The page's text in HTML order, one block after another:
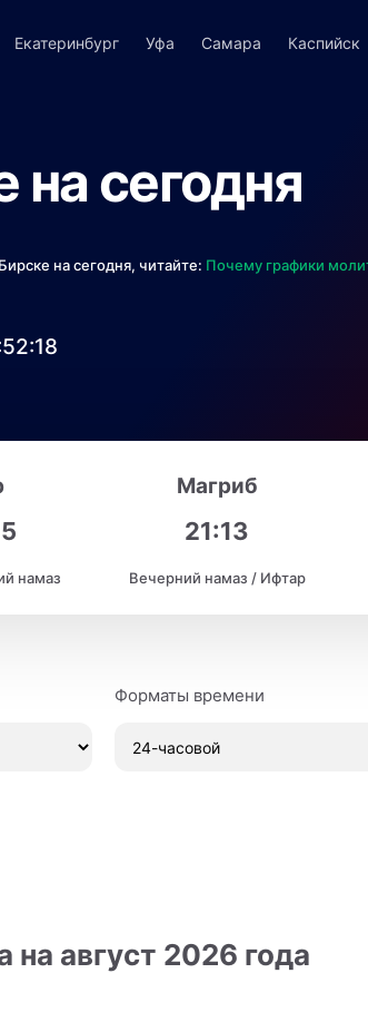
Екатеринбург Уфа Самара Каспийск
на сегодня
на сегодня, читайте: Почему графики
намаз
Магриб
21:13
Вечерний намаз / Ифтар
Форматы времени
август 2026 года